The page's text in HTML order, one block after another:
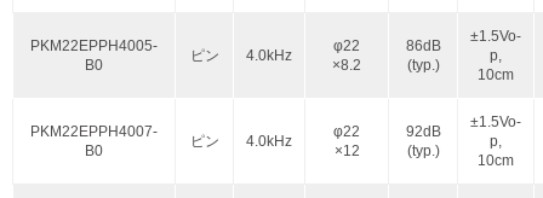
PKM22EPPH4005-
B0
ピン 4.0kHz
φ22
×8.2
86dB
(typ.)
±1.5Vo-
p,
10cm
PKM22EPPH4007-
B0
ピン 4.0kHz
φ22
×12
92dB
(typ.)
±1.5Vo-
p,
10cm